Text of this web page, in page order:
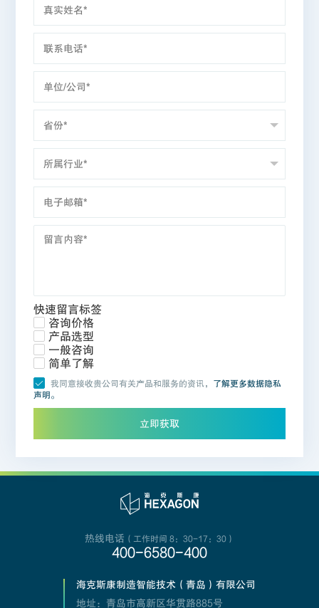
快速留言标签
咨询价格
产品选型
一般咨询
简单了解
我同意接收贵公司有关产品和服务的资讯， 了解更多数据隐私
声明。
立即获取
热线电话 （工作时间 8：30-17：30）
400-6580-400
海克斯康制造智能技术（青岛）有限公司
地址：青岛市高新区华贯路885号